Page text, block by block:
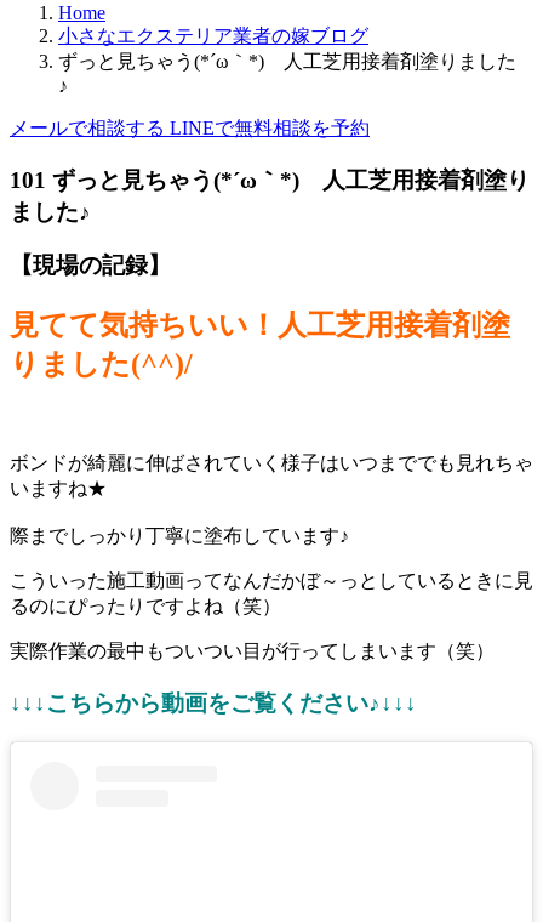
Home
小さなエクステリア業者の嫁ブログ
ずっと見ちゃう(*´ω｀*) 人工芝用接着剤塗りました
♪
メールで相談する LINEで無料相談を予約
101 ずっと見ちゃう(*´ω｀*) 人工芝用接着剤塗り
ました♪
【現場の記録】
見てて気持ちいい！人工芝用接着剤塗
りました(^^)/
ボンドが綺麗に伸ばされていく様子はいつまででも見れちゃ
いますね★
際までしっかり丁寧に塗布しています♪
こういった施工動画ってなんだかぼ～っとしているときに見
るのにぴったりですよね（笑）
実際作業の最中もついつい目が行ってしまいます（笑）
↓↓↓こちらから動画をご覧ください♪↓↓↓